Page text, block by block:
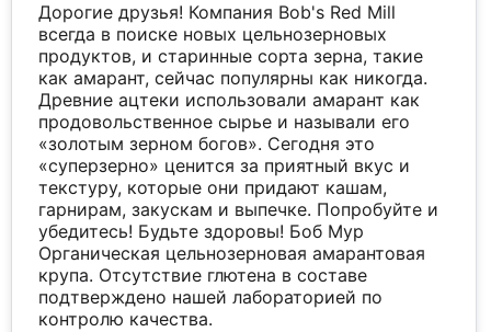
Дорогие друзья! Компания Bob's Red Mill
всегда в поиске новых цельнозерновых
продуктов, и старинные сорта зерна, такие
как амарант, сейчас популярны как никогда.
Древние ацтеки использовали амарант как
продовольственное сырье и называли его
«золотым зерном богов». Сегодня это
«суперзерно» ценится за приятный вкус и
текстуру, которые они придают кашам,
гарнирам, закускам и выпечке. Попробуйте и
убедитесь! Будьте здоровы! Боб Мур
Органическая цельнозерновая амарантовая
крупа. Отсутствие глютена в составе
подтверждено нашей лабораторией по
контролю качества.